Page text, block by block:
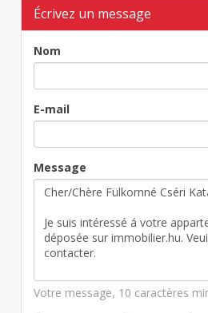
Écrivez un message
Nom
E-mail
Message
Votre message, 10 caractères